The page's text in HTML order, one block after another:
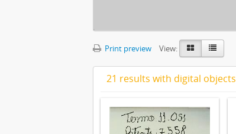
Print preview View:
21 results with digital objects